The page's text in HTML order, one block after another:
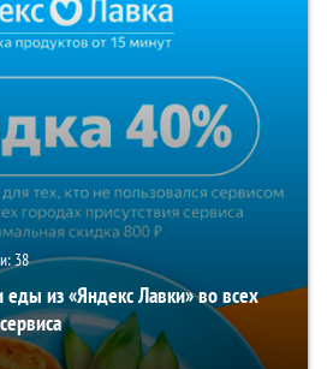
38
еды из «Яндекс Лавки» во всех